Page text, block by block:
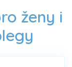
ženy i